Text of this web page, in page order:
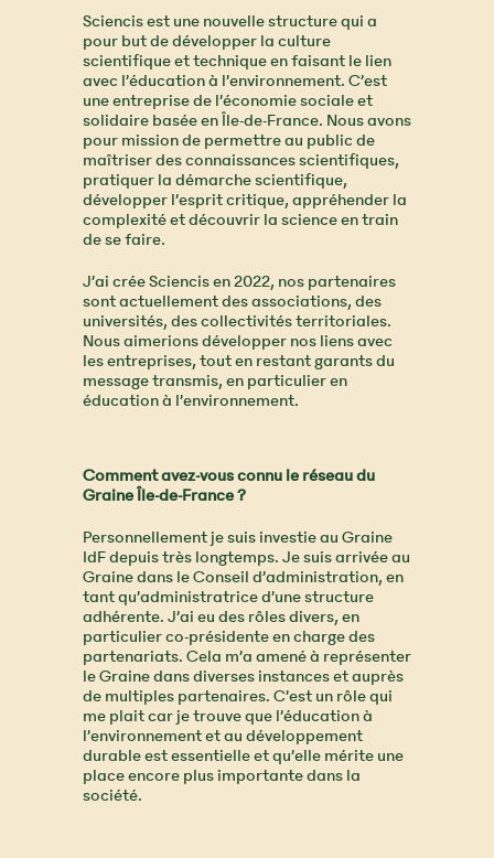
Sciencis est une nouvelle structure qui a
pour but de développer la culture
scientifique et technique en faisant le lien
avec l’éducation à l’environnement. C’est
une entreprise de l’économie sociale et
solidaire basée en Île-de-France. Nous avons
pour mission de permettre au public de
maîtriser des connaissances scientifiques,
pratiquer la démarche scientifique,
développer l’esprit critique, appréhender la
complexité et découvrir la science en train
de se faire.
J’ai crée Sciencis en 2022, nos partenaires
sont actuellement des associations, des
universités, des collectivités territoriales.
Nous aimerions développer nos liens avec
les entreprises, tout en restant garants du
message transmis, en particulier en
éducation à l’environnement.
Comment avez-vous connu le réseau du
Graine Île-de-France ?
Personnellement je suis investie au Graine
IdF depuis très longtemps. Je suis arrivée au
Graine dans le Conseil d’administration, en
tant qu’administratrice d’une structure
adhérente. J’ai eu des rôles divers, en
particulier co-présidente en charge des
partenariats. Cela m’a amené à représenter
le Graine dans diverses instances et auprès
de multiples partenaires. C’est un rôle qui
me plait car je trouve que l’éducation à
l’environnement et au développement
durable est essentielle et qu’elle mérite une
place encore plus importante dans la
société.